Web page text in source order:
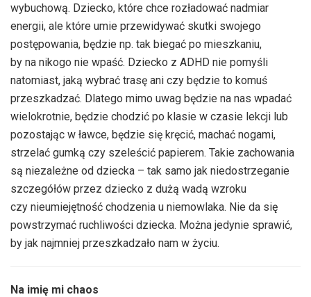
wybuchową. Dziecko, które chce rozładować nadmiar
energii, ale które umie przewidywać skutki swojego
postępowania, będzie np. tak biegać po mieszkaniu,
by na nikogo nie wpaść. Dziecko z ADHD nie pomyśli
natomiast, jaką wybrać trasę ani czy będzie to komuś
przeszkadzać. Dlatego mimo uwag będzie na nas wpadać
wielokrotnie, będzie chodzić po klasie w czasie lekcji lub
pozostając w ławce, będzie się kręcić, machać nogami,
strzelać gumką czy szeleścić papierem. Takie zachowania
są niezależne od dziecka – tak samo jak niedostrzeganie
szczegółów przez dziecko z dużą wadą wzroku
czy nieumiejętność chodzenia u niemowlaka. Nie da się
powstrzymać ruchliwości dziecka. Można jedynie sprawić,
by jak najmniej przeszkadzało nam w życiu.
Na imię mi chaos